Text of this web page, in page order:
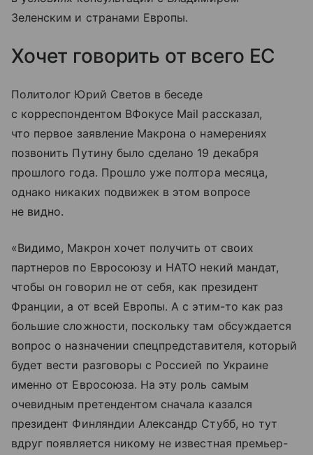
Зеленским и странами Европы.
Хочет говорить от всего ЕС
Политолог Юрий Светов в беседе
с корреспондентом ВФокусе Mail рассказал,
что первое заявление Макрона о намерениях
позвонить Путину было сделано 19 декабря
прошлого года. Прошло уже полтора месяца,
однако никаких подвижек в этом вопросе
не видно.
«Видимо, Макрон хочет получить от своих
партнеров по Евросоюзу и НАТО некий мандат,
чтобы он говорил не от себя, как президент
Франции, а от всей Европы. А с этим-то как раз
большие сложности, поскольку там обсуждается
вопрос о назначении спецпредставителя, который
будет вести разговоры с Россией по Украине
именно от Евросоюза. На эту роль самым
очевидным претендентом сначала казался
президент Финляндии Александр Стубб, но тут
вдруг появляется никому не известная премьер-